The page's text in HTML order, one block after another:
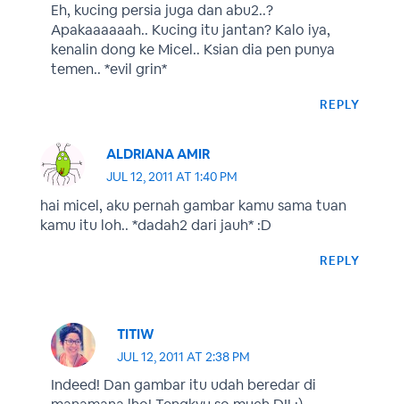
Eh, kucing persia juga dan abu2..?
Apakaaaaaah.. Kucing itu jantan? Kalo iya,
kenalin dong ke Micel.. Ksian dia pen punya
temen.. *evil grin*
REPLY
ALDRIANA AMIR
JUL 12, 2011 AT 1:40 PM
hai micel, aku pernah gambar kamu sama tuan
kamu itu loh.. *dadah2 dari jauh* :D
REPLY
TITIW
JUL 12, 2011 AT 2:38 PM
Indeed! Dan gambar itu udah beredar di